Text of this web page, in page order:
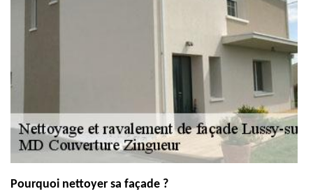
Pourquoi nettoyer sa façade ?